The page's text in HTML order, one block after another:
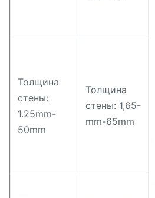
Толщина
стены:
1.25mm-
50mm
Толщина
стены: 1,65-
mm-65mm